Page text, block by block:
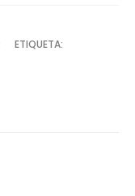
ETIQUETA: